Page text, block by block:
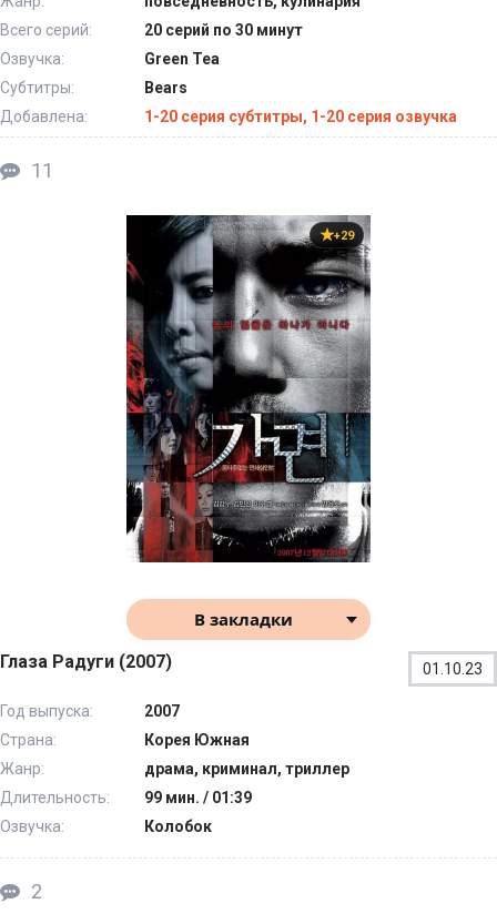
Всего серий:
20 серий по 30 минут
Озвучка:
Green Tea
Субтитры:
Bears
Добавлена:
1-20 серия субтитры, 1-20 серия озвучка
11
+29
В закладки
Глаза Радуги (2007) 01.10.23
Год выпуска:
2007
Страна:
Корея Южная
Жанр:
драма, криминал, триллер
Длительность:
99 мин. / 01:39
Озвучка:
Колобок
2